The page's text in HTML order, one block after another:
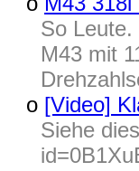
So
M43 mit
o [Video]
Siehe